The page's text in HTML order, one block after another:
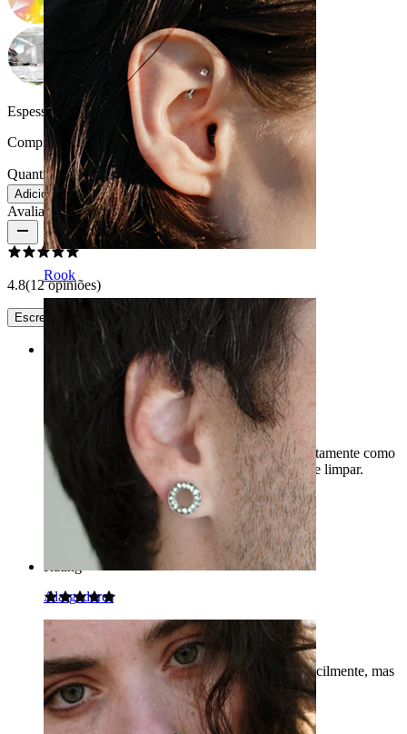
Rook
Alargadores
Espessura da barra:
0,8 mm
Comprimento:
6 mm
Quantidade: 1
Alterar
Adicionar ao carrinho
Avaliações do produto
4.8(12 opiniões)
Escreve uma avaliação
Muito satisfeita com este produto
O produto é de boa qualidade. Parece bom, exatamente como
nas fotos do site, é confortável, fácil de usar e de limpar.
Adriana Compra verificada
Traduzido com IA Mostrar original
Rating
Ultra confortável
Muito fácil de colocar no nariz, pois se dobra facilmente, mas
parece mais adequado para a narina esquerda.
Mariann Compra verificada